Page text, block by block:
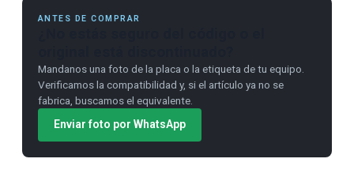
ANTES DE COMPRAR
Mandanos una foto de la placa o la etiqueta de tu equipo.
Verificamos la compatibilidad y, si el artículo ya no se
fabrica, buscamos el equivalente.
Enviar foto por WhatsApp